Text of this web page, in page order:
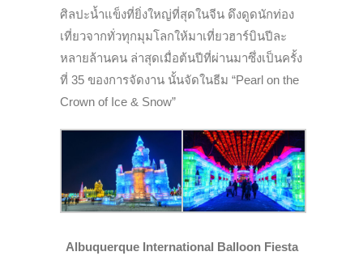
ศิลปะน้ำแข็งที่ยิ่งใหญ่ที่สุดในจีน ดึงดูดนักท่อง
เที่ยวจากทั่วทุกมุมโลกให้มาเที่ยวฮาร์บินปีละ
หลายล้านคน ล่าสุดเมื่อต้นปีที่ผ่านมาซึ่งเป็นครั้ง
ที่ 35 ของการจัดงาน นั้นจัดในธีม “Pearl on the
Crown of Ice & Snow”
Albuquerque International Balloon Fiesta